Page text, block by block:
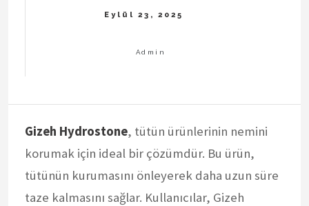
Gizeh Hydrostone, tütün ürünlerinin nemini
korumak için ideal bir çözümdür. Bu ürün,
tütünün kurumasını önleyerek daha uzun süre
taze kalmasını sağlar. Kullanıcılar, Gizeh